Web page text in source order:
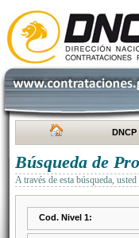
DNCP
Búsqueda de
A través de esta búsqueda,
Cod. Nivel 1: